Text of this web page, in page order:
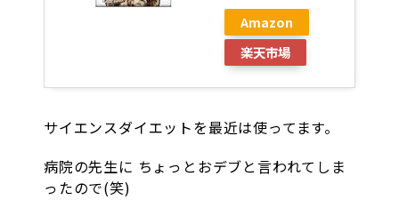
Amazon
楽天市場
サイエンスダイエットを最近は使ってます。
病院の先生に ちょっとおデブと言われてしま
ったので(笑)